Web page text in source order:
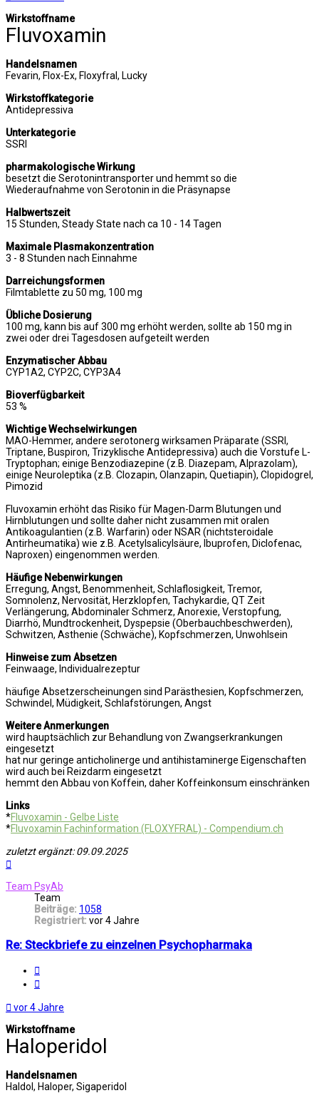
Wirkstoffname
Fluvoxamin
Handelsnamen
Fevarin, Flox-Ex, Floxyfral, Lucky
Wirkstoffkategorie
Antidepressiva
Unterkategorie
SSRI
pharmakologische Wirkung
besetzt die Serotonintransporter und hemmt so die
Wiederaufnahme von Serotonin in die Präsynapse
Halbwertszeit
15 Stunden, Steady State nach ca 10 - 14 Tagen
Maximale Plasmakonzentration
3 - 8 Stunden nach Einnahme
Darreichungsformen
Filmtablette zu 50 mg, 100 mg
Übliche Dosierung
100 mg, kann bis auf 300 mg erhöht werden, sollte ab 150 mg in
zwei oder drei Tagesdosen aufgeteilt werden
Enzymatischer Abbau
CYP1A2, CYP2C, CYP3A4
Bioverfügbarkeit
53 %
Wichtige Wechselwirkungen
MAO-Hemmer, andere serotonerg wirksamen Präparate (SSRI,
Triptane, Buspiron, Trizyklische Antidepressiva) auch die Vorstufe L-
Tryptophan; einige Benzodiazepine (z.B. Diazepam, Alprazolam),
einige Neuroleptika (z.B. Clozapin, Olanzapin, Quetiapin), Clopidogrel,
Pimozid
Fluvoxamin erhöht das Risiko für Magen-Darm Blutungen und
Hirnblutungen und sollte daher nicht zusammen mit oralen
Antikoagulantien (z.B. Warfarin) oder NSAR (nichtsteroidale
Antirheumatika) wie z.B. Acetylsalicylsäure, Ibuprofen, Diclofenac,
Naproxen) eingenommen werden.
Häufige Nebenwirkungen
Erregung, Angst, Benommenheit, Schlaflosigkeit, Tremor,
Somnolenz, Nervosität, Herzklopfen, Tachykardie, QT Zeit
Verlängerung, Abdominaler Schmerz, Anorexie, Verstopfung,
Diarrhö, Mundtrockenheit, Dyspepsie (Oberbauchbeschwerden),
Schwitzen, Asthenie (Schwäche), Kopfschmerzen, Unwohlsein
Hinweise zum Absetzen
Feinwaage, Individualrezeptur
häufige Absetzerscheinungen sind Parästhesien, Kopfschmerzen,
Schwindel, Müdigkeit, Schlafstörungen, Angst
Weitere Anmerkungen
wird hauptsächlich zur Behandlung von Zwangserkrankungen
eingesetzt
hat nur geringe anticholinerge und antihistaminerge Eigenschaften
wird auch bei Reizdarm eingesetzt
hemmt den Abbau von Koffein, daher Koffeinkonsum einschränken
Links
*Fluvoxamin - Gelbe Liste
*Fluvoxamin Fachinformation (FLOXYFRAL) - Compendium.ch
zuletzt ergänzt: 09.09.2025
Team PsyAb
Team
Beiträge: 1058
Registriert: vor 4 Jahre
Re: Steckbriefe zu einzelnen Psychopharmaka
vor 4 Jahre
Wirkstoffname
Haloperidol
Handelsnamen
Haldol, Haloper, Sigaperidol